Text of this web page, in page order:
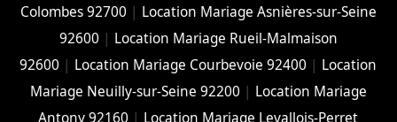
Colombes 92700 | Location Mariage Asnières-sur-Seine
92600 | Location Mariage Rueil-Malmaison
92600 | Location Mariage Courbevoie 92400 | Location
Mariage Neuilly-sur-Seine 92200 | Location Mariage
Antony 92160 | Location Mariage Levallois-Perret